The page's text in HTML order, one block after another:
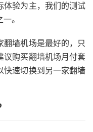
体验为主，我们的测试
。
翻墙机场是最好的，只
议购买翻墙机场月付套
快速切换到另一家翻墙